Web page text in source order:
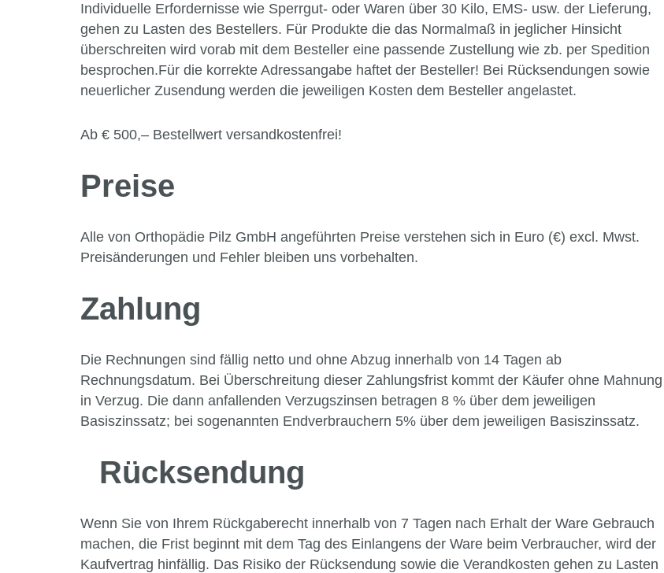
Individuelle Erfordernisse wie Sperrgut- oder Waren über 30 Kilo, EMS- usw. der Lieferung,
gehen zu Lasten des Bestellers. Für Produkte die das Normalmaß in jeglicher Hinsicht
überschreiten wird vorab mit dem Besteller eine passende Zustellung wie zb. per Spedition
besprochen.Für die korrekte Adressangabe haftet der Besteller! Bei Rücksendungen sowie
neuerlicher Zusendung werden die jeweiligen Kosten dem Besteller angelastet.
Ab € 500,– Bestellwert versandkostenfrei!
Preise
Alle von Orthopädie Pilz GmbH angeführten Preise verstehen sich in Euro (€) excl. Mwst.
Preisänderungen und Fehler bleiben uns vorbehalten.
Zahlung
Die Rechnungen sind fällig netto und ohne Abzug innerhalb von 14 Tagen ab
Rechnungsdatum. Bei Überschreitung dieser Zahlungsfrist kommt der Käufer ohne Mahnung
in Verzug. Die dann anfallenden Verzugszinsen betragen 8 % über dem jeweiligen
Basiszinssatz; bei sogenannten Endverbrauchern 5% über dem jeweiligen Basiszinssatz.
Rücksendung
Wenn Sie von Ihrem Rückgaberecht innerhalb von 7 Tagen nach Erhalt der Ware Gebrauch
machen, die Frist beginnt mit dem Tag des Einlangens der Ware beim Verbraucher, wird der
Kaufvertrag hinfällig. Das Risiko der Rücksendung sowie die Verandkosten gehen zu Lasten